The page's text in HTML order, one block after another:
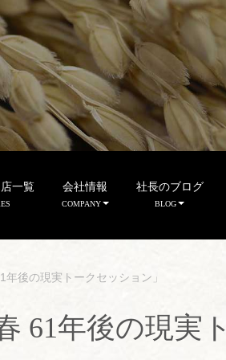
一覧 会社情報
COMPANY
社長のブログ
BLOG
後の現実トークセッション」
61年後の現実ト